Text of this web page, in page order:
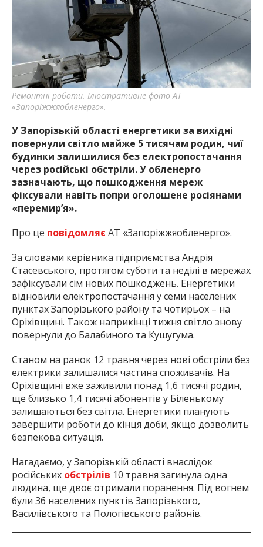
найважливішу інформацію про події
міста Запоріжжя та області.
Ремонтні роботи. Ілюстративне фото АТ
«Запоріжжяобленерго».
У Запорізькій області енергетики за вихідні
повернули світло майже 5 тисячам родин, чиї
будинки залишилися без електропостачання
через російські обстріли. У обленерго
зазначають, що пошкодження мереж
фіксували навіть попри оголошене росіянами
«перемир’я».
Про це повідомляє АТ «Запоріжжяобленерго».
За словами керівника підприємства Андрія
Стасевського, протягом суботи та неділі в мережах
зафіксували сім нових пошкоджень. Енергетики
відновили електропостачання у семи населених
пунктах Запорізького району та чотирьох – на
Оріхівщині. Також наприкінці тижня світло знову
повернули до Балабиного та Кушугума.
Станом на ранок 12 травня через нові обстріли без
електрики залишалися частина споживачів. На
Оріхівщині вже заживили понад 1,6 тисячі родин,
ще близько 1,4 тисячі абонентів у Біленькому
залишаються без світла. Енергетики планують
завершити роботи до кінця доби, якщо дозволить
безпекова ситуація.
Нагадаємо, у Запорізькій області внаслідок
російських обстрілів 10 травня загинула одна
людина, ще двоє отримали поранення. Під вогнем
були 36 населених пунктів Запорізького,
Василівського та Пологівського районів.